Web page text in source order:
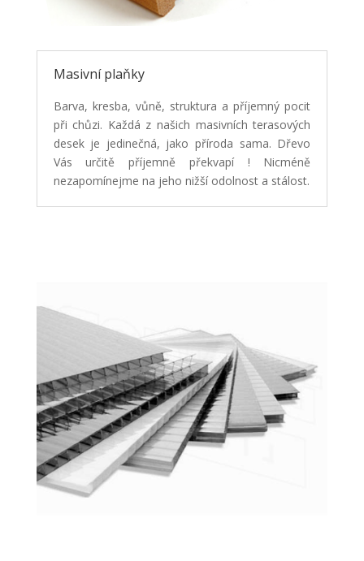
Masivní plaňky
Barva, kresba, vůně, struktura a příjemný pocit
při chůzi. Každá z našich masivních terasových
desek je jedinečná, jako příroda sama. Dřevo
Vás určitě příjemně překvapí ! Nicméně
nezapomínejme na jeho nižší odolnost a stálost.